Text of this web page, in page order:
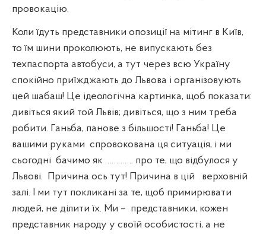
провокацію.
Коли їдуть представники опозиції на мітинг в Київ,
то їм шини проколюють, не випускають без
техпаспорта автобуси, а тут через всю Україну
спокійно приїжджають до Львова і організовують
цей шабаш! Це ідеологічна картинка, щоб показати:
дивіться який той Львів; дивіться, що з ним треба
робити. Ганьба, панове з більшості! Ганьба! Це
вашими руками спровокована ця ситуація, і ми
сьогодні бачимо як …………. про те, що відбулося у
Львові.
Причина ось тут! Причина в цій
верховній
залі. І ми тут покликані за те, щоб примирювати
людей, не ділити їх. Ми – представники, кожен
представник народу у своїй особистості, а не